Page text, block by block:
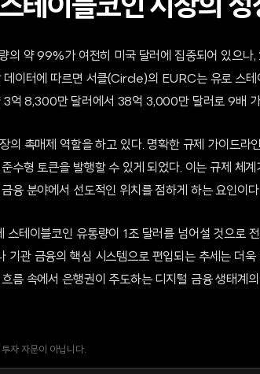
테이블코인 시장의 성
의 약 99%가 여전히 미국 달러에 집중되어 있으
데이터에 따르면 서클(Circle)의 EURC는 유로 스
3억 8,300만 달러에서 38억 3,000만 달러로 9배
촉매제 역할을 하고 있다. 명확한 규제 가이드라
수형 토큰을 발행할 수 있게 되었다. 이는 규제 체
융 분야에서 선도적인 위치를 점하게 하는 요인이다.
테이블코인 유통량이 1조 달러를 넘어설 것으로
기관 금융의 핵심 시스템으로 편입되는 추세는 더욱
름 속에서 은행권이 주도하는 디지털 금융 생태계
자 자문이 아닙니다.